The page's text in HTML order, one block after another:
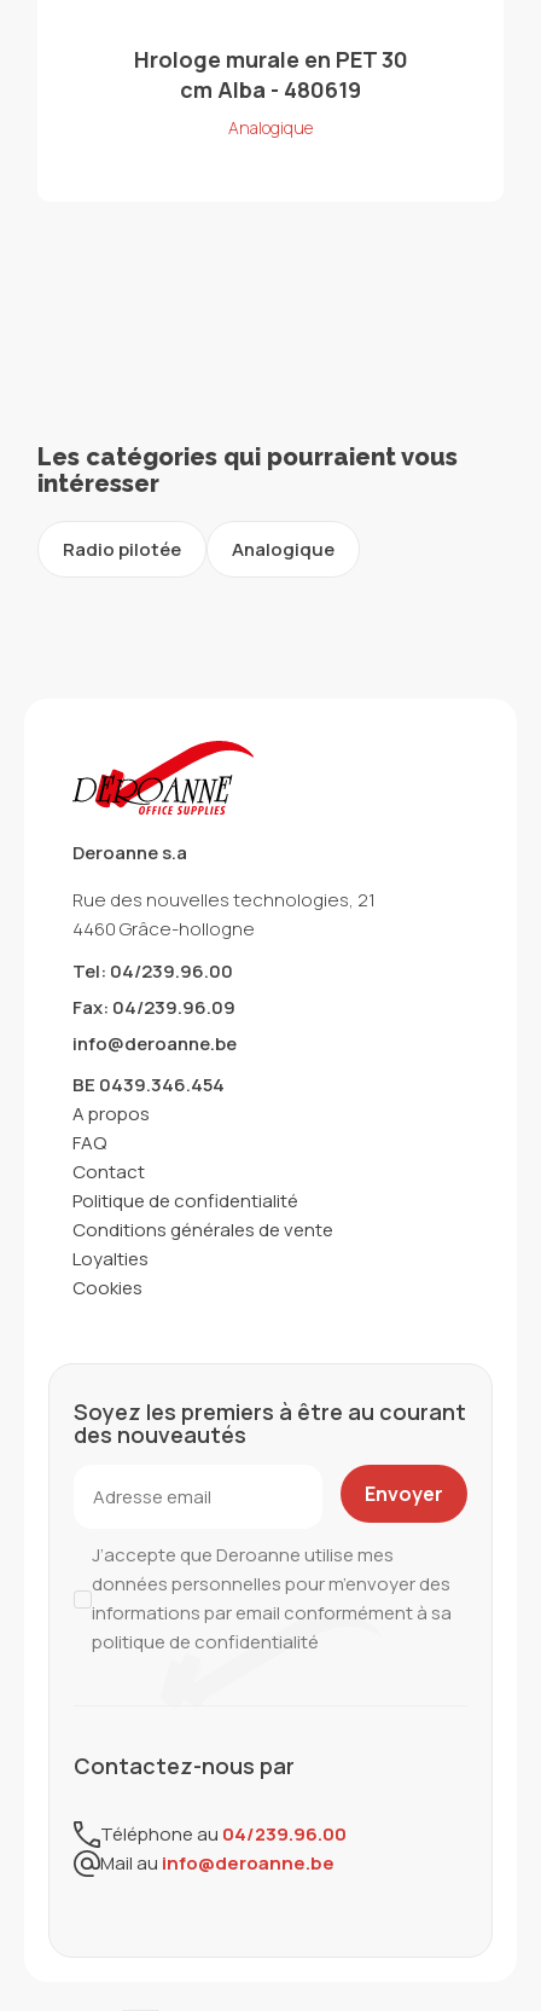
Hrologe murale en PET 30
cm Alba - 480619
Analogique
Les catégories qui pourraient vous
intéresser
Radio pilotée Analogique
Deroanne s.a
Rue des nouvelles technologies, 21
4460 Grâce-hollogne
Tel: 04/239.96.00
Fax: 04/239.96.09
info@deroanne.be
BE 0439.346.454
A propos
FAQ
Contact
Politique de confidentialité
Conditions générales de vente
Loyalties
Cookies
Soyez les premiers à être au courant
des nouveautés
J’accepte que Deroanne utilise mes
données personnelles pour m’envoyer des
informations par email conformément à sa
politique de confidentialité
Contactez-nous par
Téléphone au 04/239.96.00
Mail au info@deroanne.be